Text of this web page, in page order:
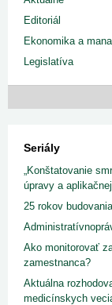
Editoriál
Ekonomika a
Legislatíva
Seriály
„Konštatovanie
úpravy a
25 rokov
Ako monitorovať
zamestnanca?
Aktuálna
medicínskych